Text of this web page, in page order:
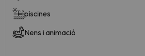
piscines
Nens i animació